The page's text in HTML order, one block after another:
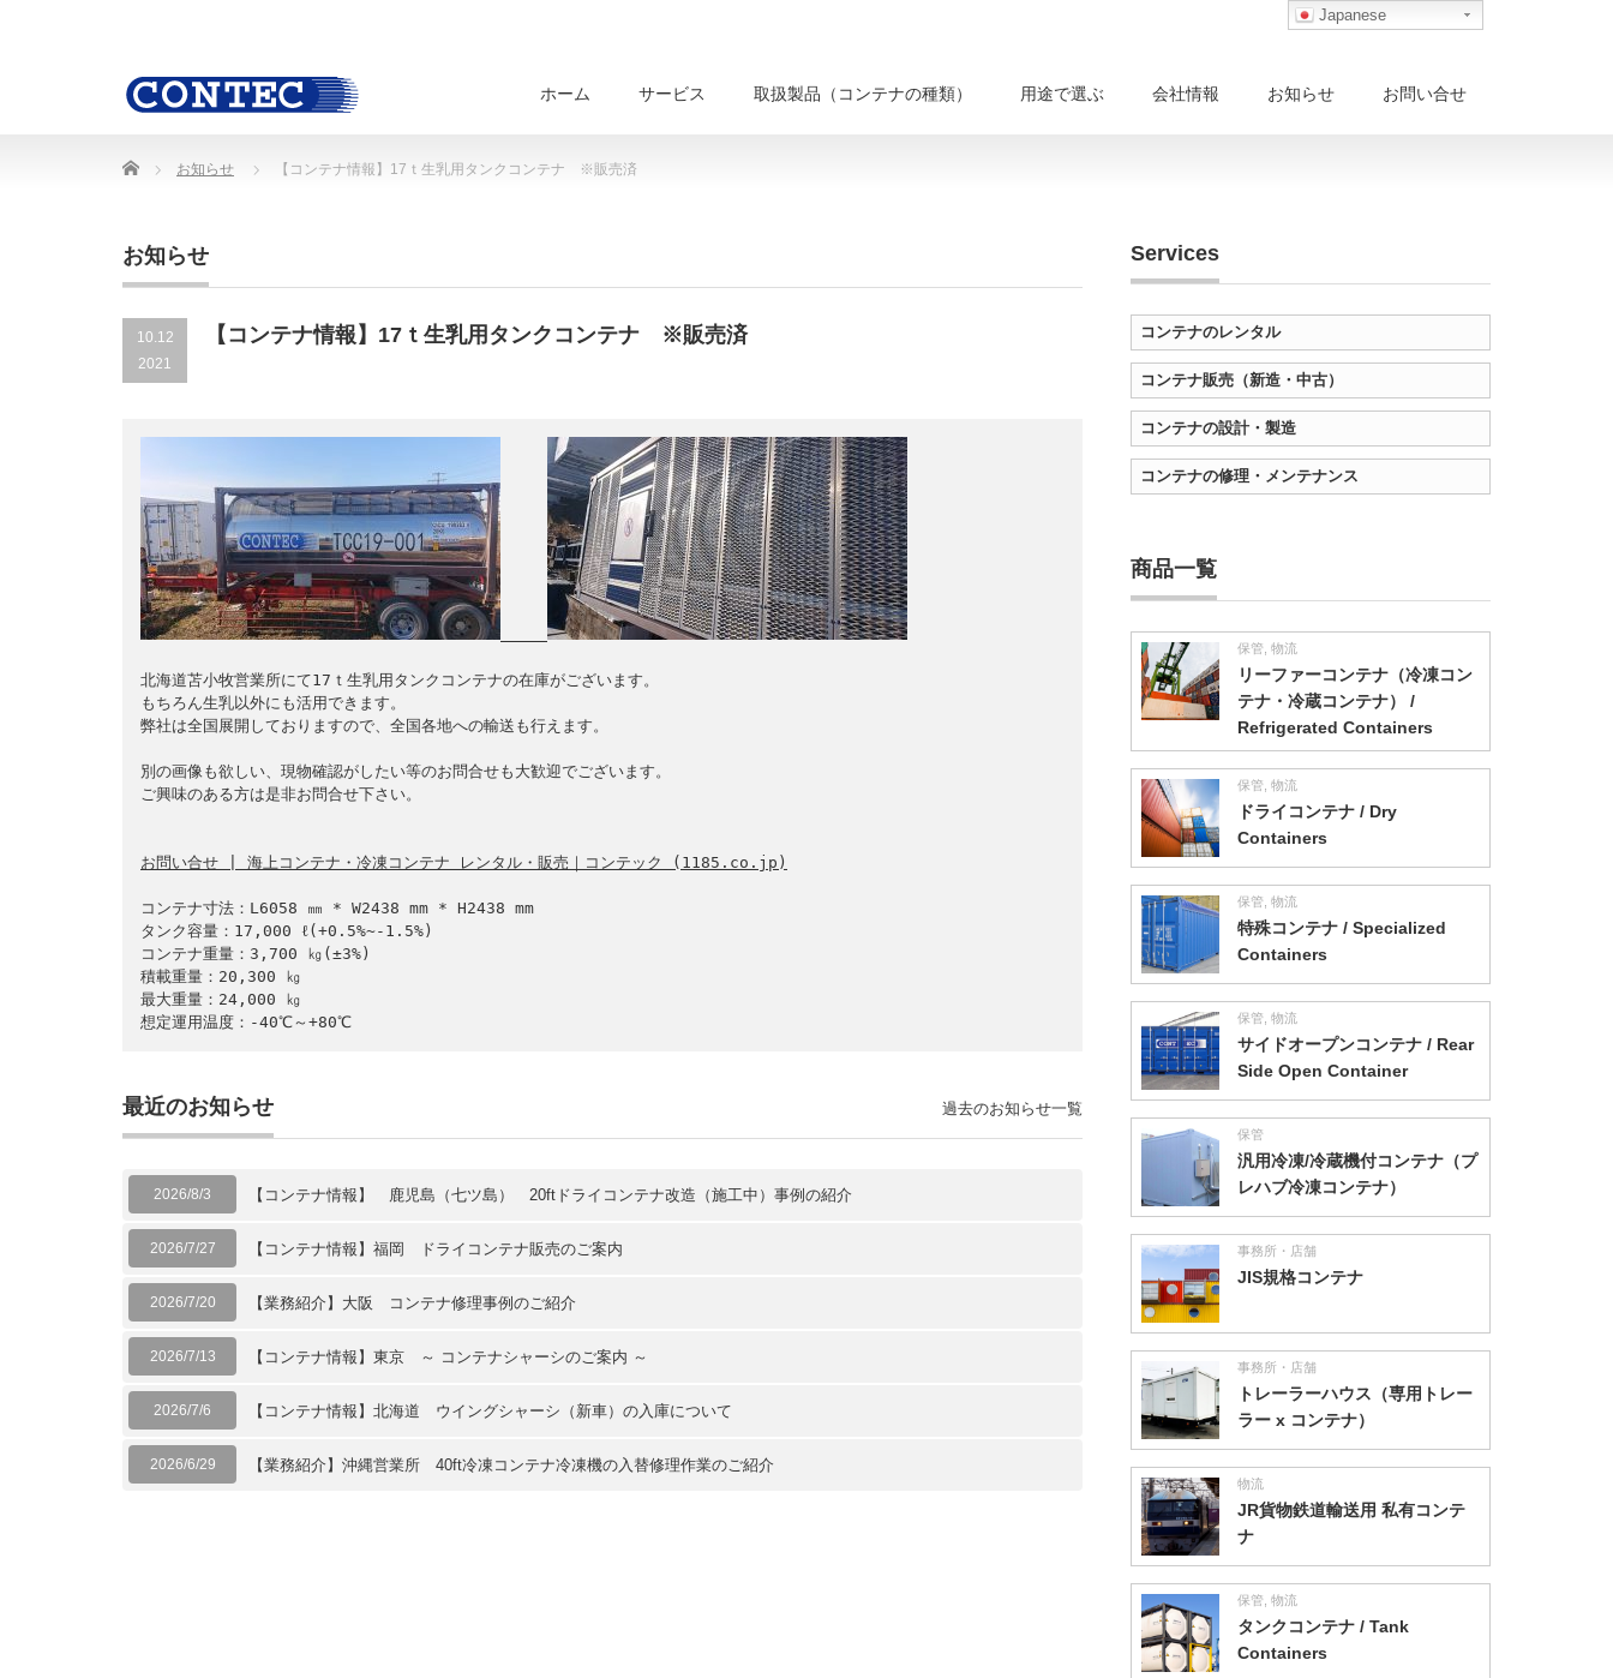
ホーム サービス 取扱製品（コンテナの種類） 用途で選ぶ 会社情報 お知らせ お問い合せ
Home お知らせ 【コンテナ情報】17ｔ生乳用タンクコンテナ ※販売済
お知らせ
10.12
2021
【コンテナ情報】17ｔ生乳用タンクコンテナ ※販売済
北海道苫小牧営業所にて17ｔ生乳用タンクコンテナの在庫がございます。
もちろん生乳以外にも活用できます。
弊社は全国展開しておりますので、全国各地への輸送も行えます。
別の画像も欲しい、現物確認がしたい等のお問合せも大歓迎でございます。
ご興味のある方は是非お問合せ下さい。
お問い合せ | 海上コンテナ・冷凍コンテナ レンタル・販売｜コンテック (1185.co.jp)
コンテナ寸法：L6058 ㎜ * W2438 mm * H2438 mm
タンク容量：17,000 ℓ(+0.5%~-1.5%)
コンテナ重量：3,700 ㎏(±3%)
積載重量：20,300 ㎏
最大重量：24,000 ㎏
最近のお知らせ
2026/8/3 【コンテナ情報】 鹿児島（七ツ島） 20ftドライコンテナ改造（施工中）事例の紹介
2026/7/27 【コンテナ情報】福岡 ドライコンテナ販売のご案内
2026/7/20 【業務紹介】大阪 コンテナ修理事例のご紹介
2026/7/13 【コンテナ情報】東京 ～ コンテナシャーシのご案内 ～
2026/7/6 【コンテナ情報】北海道 ウイングシャーシ（新車）の入庫について
2026/6/29 【業務紹介】沖縄営業所 40ft冷凍コンテナ冷凍機の入替修理作業のご紹介
過去のお知らせ一覧
Services
コンテナのレンタル
コンテナ販売（新造・中古）
コンテナの設計・製造
コンテナの修理・メンテナンス
商品一覧
保管 物流
リーファーコンテナ（冷凍コン
テナ・冷蔵コンテナ） /
Refrigerated Containers
保管 物流
ドライコンテナ / Dry
Containers
保管 物流
特殊コンテナ / Specialized
Containers
保管 物流
サイドオープンコンテナ / Rear
Side Open Container
保管
汎用冷凍/冷蔵機付コンテナ（プ
レハブ冷凍コンテナ）
事務所・店舗
JIS規格コンテナ
事務所・店舗
トレーラーハウス（専用トレー
ラー x コンテナ）
物流
JR貨物鉄道輸送用 私有コンテ
ナ
保管 物流
タンクコンテナ / Tank
Containers
Japanese